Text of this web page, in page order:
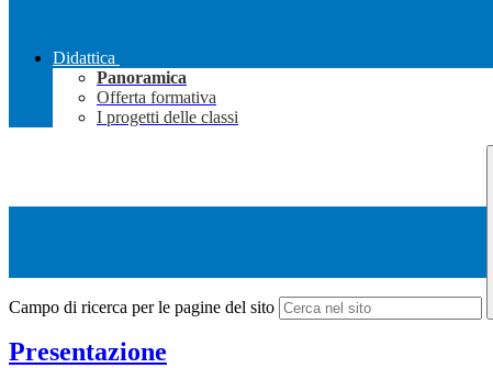
Didattica
Panoramica
Offerta formativa
I progetti delle classi
Campo di ricerca per le pagine del sito
Presentazione